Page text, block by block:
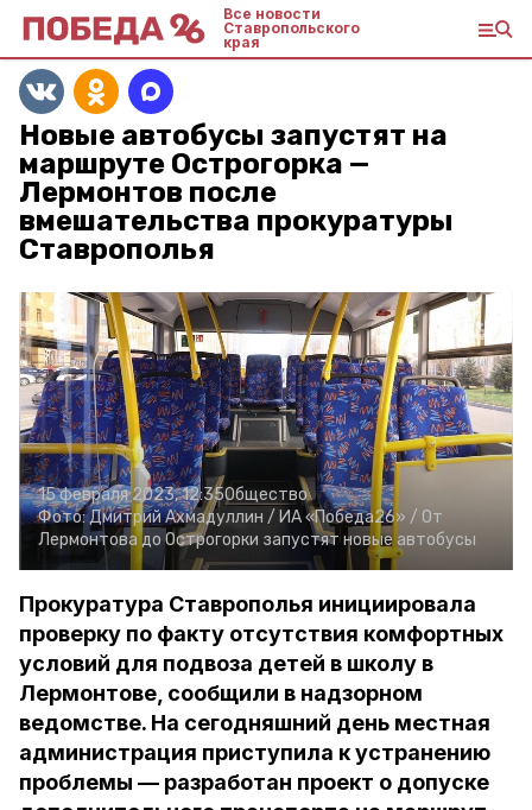
Все новости
Ставропольского
края
Новые автобусы запустят на
маршруте Острогорка —
Лермонтов после
вмешательства прокуратуры
Ставрополья
15 февраля 2023, 12:35Общество
Фото:Дмитрий Ахмадуллин / ИА «Победа26» / От
Лермонтова до Острогорки запустят новые автобусы
Прокуратура Ставрополья инициировала
проверку по факту отсутствия комфортных
условий для подвоза детей в школу в
Лермонтове, сообщили в надзорном
ведомстве. На сегодняшний день местная
администрация приступила к устранению
проблемы — разработан проект о допуске